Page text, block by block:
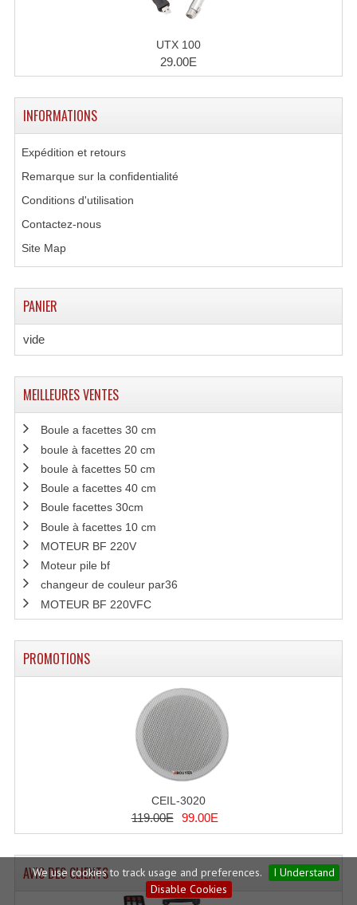
We use cookies to track usage and preferences.
I Understand
Disable Cookies
UTX 100
29.00E
INFORMATIONS
Expédition et retours
Remarque sur la confidentialité
Conditions d'utilisation
Contactez-nous
Site Map
PANIER
vide
MEILLEURES VENTES
Boule a facettes 30 cm
boule à facettes 20 cm
boule à facettes 50 cm
Boule a facettes 40 cm
Boule facettes 30cm
Boule à facettes 10 cm
MOTEUR BF 220V
Moteur pile bf
changeur de couleur par36
MOTEUR BF 220VFC
PROMOTIONS
CEIL-3020
119.00E 99.00E
AVIS DES CLIENTS